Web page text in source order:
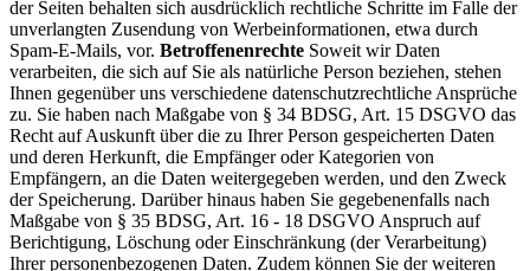
der Seiten behalten sich ausdrücklich rechtliche Schritte im Falle der
unverlangten Zusendung von Werbeinformationen, etwa durch
Spam-E-Mails, vor. Betroffenenrechte Soweit wir Daten
verarbeiten, die sich auf Sie als natürliche Person beziehen, stehen
Ihnen gegenüber uns verschiedene datenschutzrechtliche Ansprüche
zu. Sie haben nach Maßgabe von § 34 BDSG, Art. 15 DSGVO das
Recht auf Auskunft über die zu Ihrer Person gespeicherten Daten
und deren Herkunft, die Empfänger oder Kategorien von
Empfängern, an die Daten weitergegeben werden, und den Zweck
der Speicherung. Darüber hinaus haben Sie gegebenenfalls nach
Maßgabe von § 35 BDSG, Art. 16 - 18 DSGVO Anspruch auf
Berichtigung, Löschung oder Einschränkung (der Verarbeitung)
Ihrer personenbezogenen Daten. Zudem können Sie der weiteren